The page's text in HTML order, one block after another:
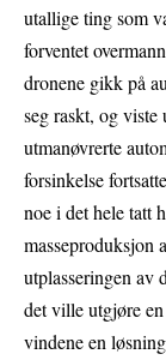
utallige ting som
forventet
dronene gikk på
seg raskt, og
utmanøvrerte
forsinkelse
noe i det hele tatt
masseproduksjon
utplasseringen av
det ville utgjøre
vindene en